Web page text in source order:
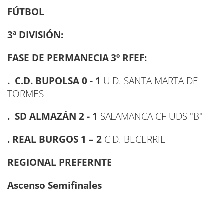
FÚTBOL
3ª DIVISIÓN:
FASE DE PERMANECIA 3º RFEF:
. C.D. BUPOLSA 0 - 1 U.D. SANTA MARTA DE
TORMES
. SD ALMAZÁN 2 - 1 SALAMANCA CF UDS "B"
. REAL BURGOS 1 – 2 C.D. BECERRIL
REGIONAL PREFERNTE
Ascenso Semifinales